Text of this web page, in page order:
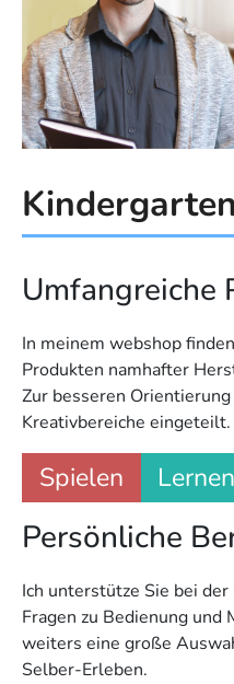
Umfangreiche
In meinem webshop
Produkten namhafter
Zur besseren
Kreativbereiche eingeteilt.
Spielen Lernen
Persönliche
Ich unterstütze Sie bei
Fragen zu Bedienung und
weiters eine große
Selber-Erleben.